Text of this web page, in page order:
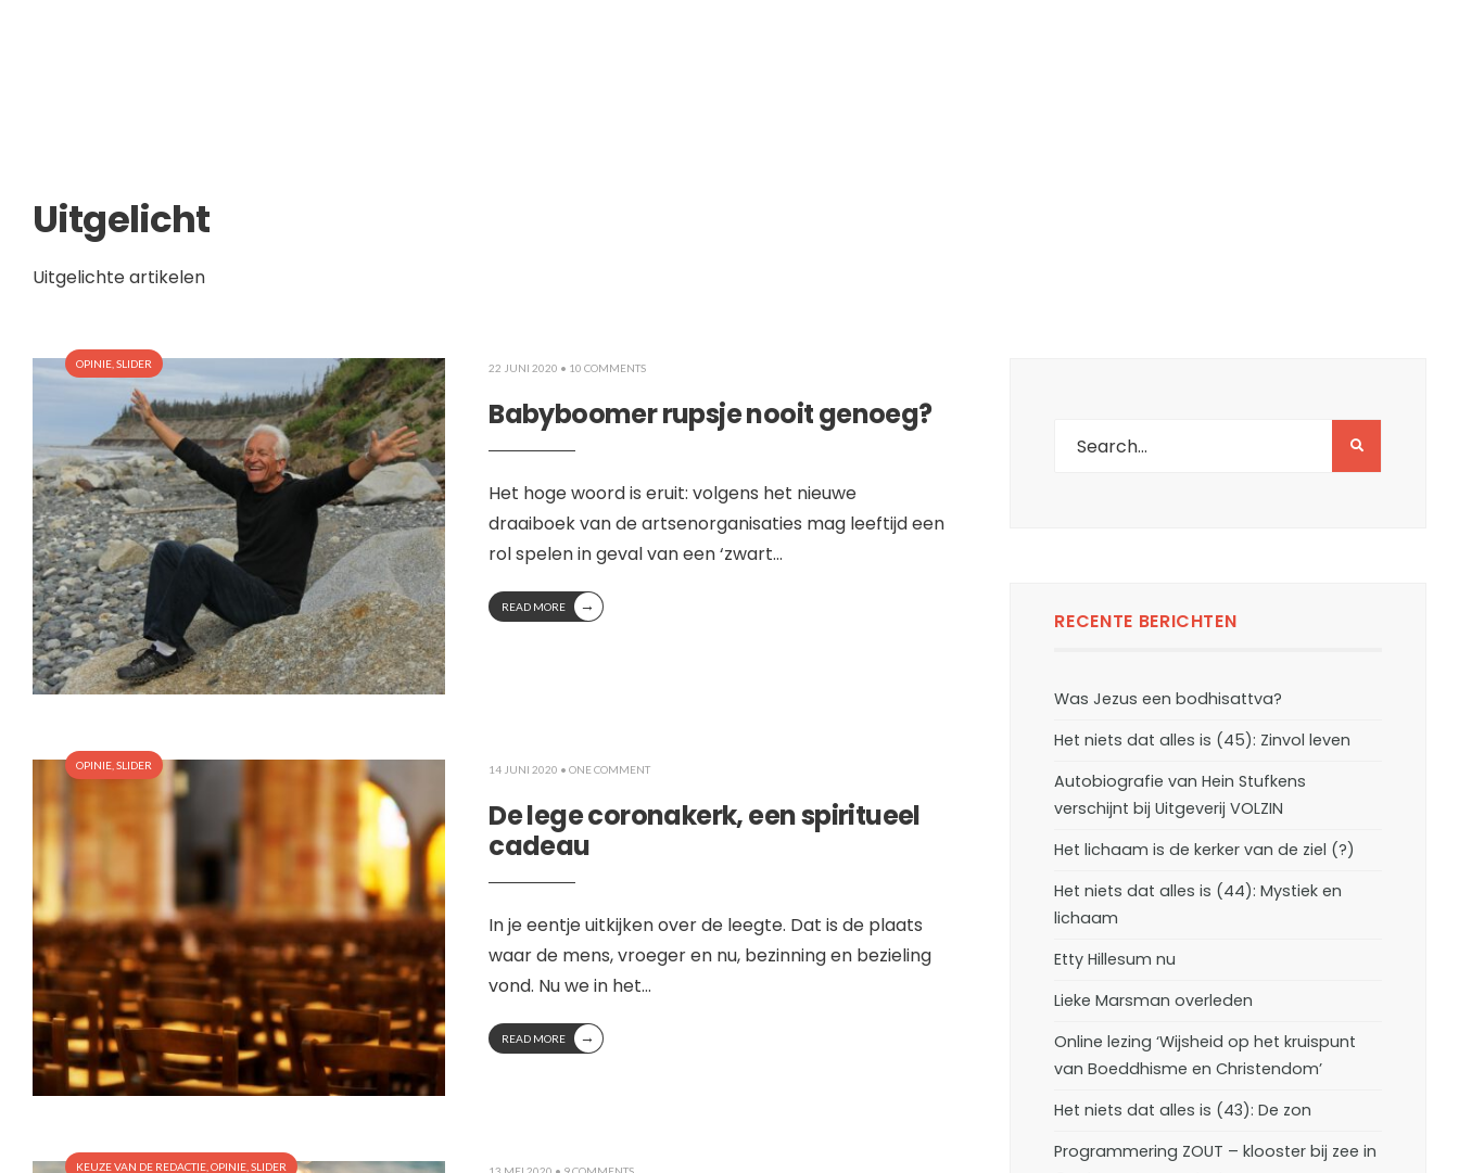
Uitgelicht
Uitgelichte artikelen
OPINIE SLIDER 22 JUNI 2020 • 10 COMMENTS
Babyboomer rupsje nooit genoeg?
Het hoge woord is eruit: volgens het nieuwe
draaiboek van de artsenorganisaties mag leeftijd een
rol spelen in geval van een ‘zwart...
READ MORE →
OPINIE SLIDER 14 JUNI 2020 • ONE COMMENT
De lege coronakerk, een spiritueel
cadeau
In je eentje uitkijken over de leegte. Dat is de plaats
waar de mens, vroeger en nu, bezinning en bezieling
vond. Nu we in het...
READ MORE →
KEUZE VAN DE REDACTIE OPINIE SLIDER
RECENTE BERICHTEN
Was Jezus een bodhisattva?
Het niets dat alles is (45): Zinvol leven
Autobiografie van Hein Stufkens
verschijnt bij Uitgeverij VOLZIN
Het lichaam is de kerker van de ziel (?)
Het niets dat alles is (44): Mystiek en
lichaam
Etty Hillesum nu
Lieke Marsman overleden
Online lezing ‘Wijsheid op het kruispunt
van Boeddhisme en Christendom’
Het niets dat alles is (43): De zon
Programmering ZOUT – klooster bij zee in